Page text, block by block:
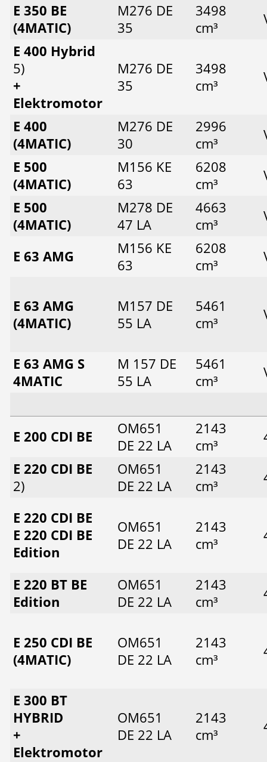
E 350 BE
(4MATIC)
M276 DE
35
3498
cm³
E 400 Hybrid
5)
+
Elektromotor
M276 DE
35
3498
cm³
E 400
(4MATIC)
M276 DE
30
2996
cm³
E 500
(4MATIC)
M156 KE
63
6208
cm³
E 500
(4MATIC)
M278 DE
47 LA
4663
cm³
E 63 AMG
M156 KE
63
6208
cm³
E 63 AMG
(4MATIC)
M157 DE
55 LA
5461
cm³
E 63 AMG S
4MATIC
M 157 DE
55 LA
5461
cm³
E 200 CDI BE
OM651
DE 22 LA
2143
cm³
E 220 CDI BE
2)
OM651
DE 22 LA
2143
cm³
E 220 CDI BE
E 220 CDI BE
Edition
OM651
DE 22 LA
2143
cm³
E 220 BT BE
Edition
OM651
DE 22 LA
2143
cm³
E 250 CDI BE
(4MATIC)
OM651
DE 22 LA
2143
cm³
E 300 BT
HYBRID
+
Elektromotor
OM651
DE 22 LA
2143
cm³